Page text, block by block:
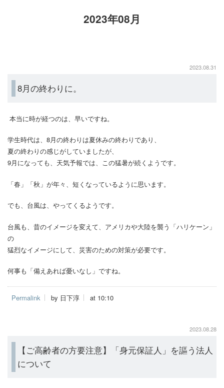
2023年08月
2023.08.31
8月の終わりに。
本当に時が経つのは、早いですね。
学生時代は、8月の終わりは夏休みの終わりであり、
夏の終わりの感じがしていましたが、
9月になっても、天気予報では、この猛暑が続くようです。
「春」「秋」が年々、短くなっているように思います。
でも、台風は、やってくるようです。
台風も、昔のイメージを変えて、アメリカや大陸を襲う「ハリケーン」
の
猛烈なイメージにして、災害のための対策が必要です。
何事も「備えあれば憂いなし」ですね。
Permalink by 日下淳 at 10:10
2023.08.28
【ご高齢者の方要注意】「身元保証人」を謳う法人
について